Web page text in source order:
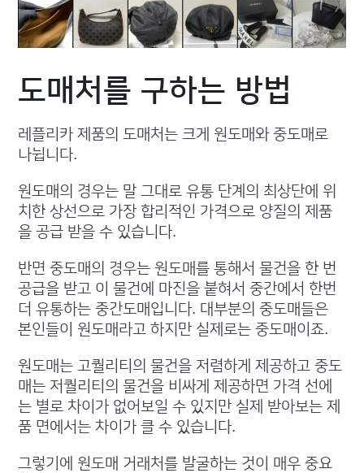
도매처를 구하는 방법
레플리카 제품의 도매처는 크게 원도매와 중도매로
나뉩니다.
원도매의 경우는 말 그대로 유통 단계의 최상단에 위
치한 상선으로 가장 합리적인 가격으로 양질의 제품
을 공급 받을 수 있습니다.
반면 중도매의 경우는 원도매를 통해서 물건을 한 번
공급을 받고 이 물건에 마진을 붙혀서 중간에서 한번
더 유통하는 중간도매입니다. 대부분의 중도매들은
본인들이 원도매라고 하지만 실제로는 중도매이죠.
원도매는 고퀄리티의 물건을 저렴하게 제공하고 중도
매는 저퀄리티의 물건을 비싸게 제공하면 가격 선에
는 별로 차이가 없어보일 수 있지만 실제 받아보는 제
품 면에서는 차이가 클 수 있습니다.
그렇기에 원도매 거래처를 발굴하는 것이 매우 중요